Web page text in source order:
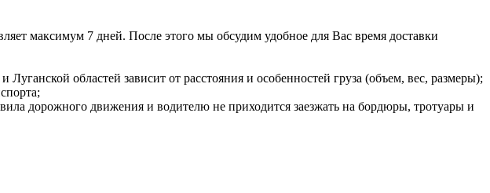
максимум 7 дней. После этого мы обсудим удобное для Вас время доставки
областей зависит от расстояния и особенностей груза (объем, вес, размеры);
дорожного движения и водителю не приходится заезжать на бордюры, тротуары и